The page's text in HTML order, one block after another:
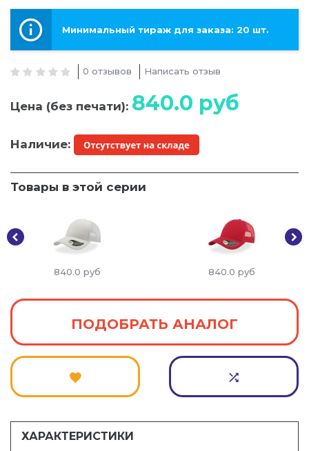
Минимальный тираж для заказа: 20 шт.
0 отзывов Написать отзыв
Цена (без печати): 840.0 руб
Наличие:
Товары в этой серии
840.0 руб 840.0 руб
ПОДОБРАТЬ АНАЛОГ
ХАРАКТЕРИСТИКИ